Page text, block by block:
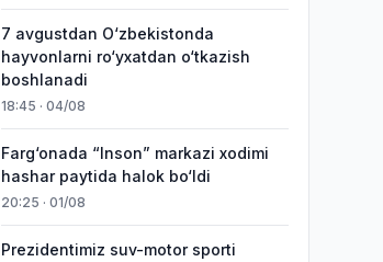
7 avgustdan O‘zbekistonda
hayvonlarni ro‘yxatdan o‘tkazish
boshlanadi
18:45 · 04/08
Farg‘onada “Inson” markazi xodimi
hashar paytida halok bo‘ldi
20:25 · 01/08
Prezidentimiz suv-motor sporti